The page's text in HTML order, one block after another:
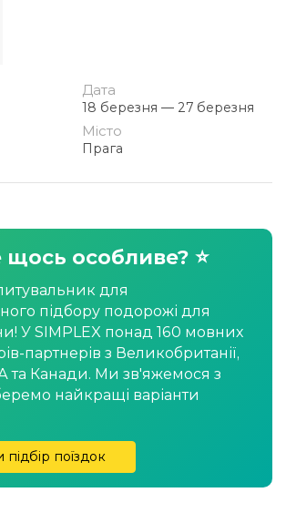
Дата
18 березня — 27 березня
Місто
Прага
особливе? ⭐
для
підбору подорожі для
У SIMPLEX понад 160 мовних
партнерів з Великобританії,
та Канади. Ми зв'яжемося з
найкращі варіанти
поїздок